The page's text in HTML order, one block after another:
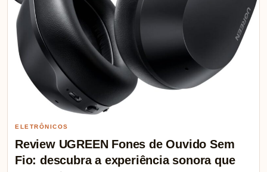
ELETRÔNICOS
Review UGREEN Fones de Ouvido Sem
Fio: descubra a experiência sonora que